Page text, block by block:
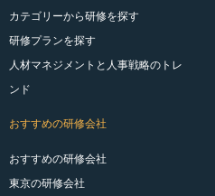
カテゴリーから研修を探す
研修プランを探す
人材マネジメントと人事戦略のトレ
ンド
おすすめの研修会社
おすすめの研修会社
東京の研修会社